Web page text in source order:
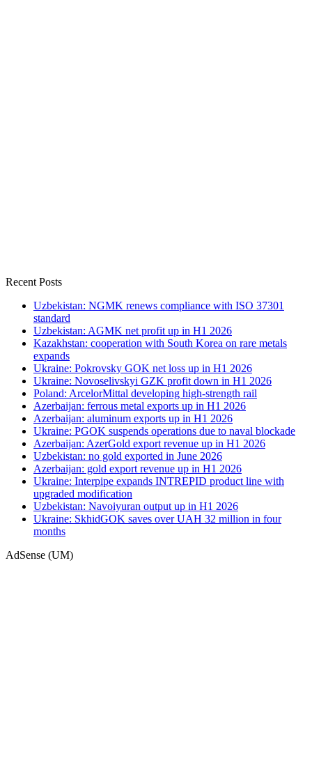
Recent Posts
Uzbekistan: NGMK renews compliance with ISO 37301
standard
Uzbekistan: AGMK net profit up in H1 2026
Kazakhstan: cooperation with South Korea on rare metals
expands
Ukraine: Pokrovsky GOK net loss up in H1 2026
Ukraine: Novoselivskyi GZK profit down in H1 2026
Poland: ArcelorMittal developing high-strength rail
Azerbaijan: ferrous metal exports up in H1 2026
Azerbaijan: aluminum exports up in H1 2026
Ukraine: PGOK suspends operations due to naval blockade
Azerbaijan: AzerGold export revenue up in H1 2026
Uzbekistan: no gold exported in June 2026
Azerbaijan: gold export revenue up in H1 2026
Ukraine: Interpipe expands INTREPID product line with
upgraded modification
Uzbekistan: Navoiyuran output up in H1 2026
Ukraine: SkhidGOK saves over UAH 32 million in four
months
AdSense (UM)